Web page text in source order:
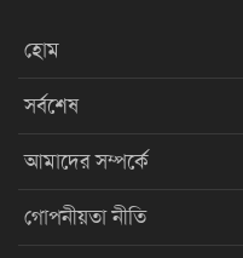
হোম
সর্বশেষ
আমাদের সম্পর্কে
গোপনীয়তা নীতি